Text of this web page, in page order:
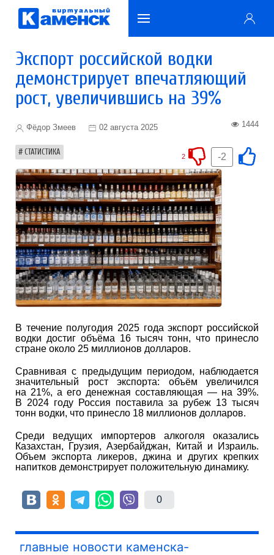
Экспорт российской водки
демонстрирует впечатляющий
рост, увеличившись на 39%
Фёдор Змеев 02 августа 2025 1444
СТАТИСТИКА -2
2
В течение полугодия 2025 года экспорт российской
водки достиг объёма 16 тысяч тонн, что принесло
стране около 25 миллионов долларов.
Сравнивая с предыдущим периодом, наблюдается
значительный рост экспорта: объём увеличился
на 21%, а его денежная составляющая — на 39%.
В 2024 году Россия поставила за рубеж 13 тысяч
тонн водки, что принесло 18 миллионов долларов.
Среди ведущих импортеров алкоголя оказались
Казахстан, Грузия, Азербайджан, Китай и Израиль.
Объем экспорта ликеров, джина и других крепких
напитков демонстрирует положительную динамику.
0
главные новости каменска-